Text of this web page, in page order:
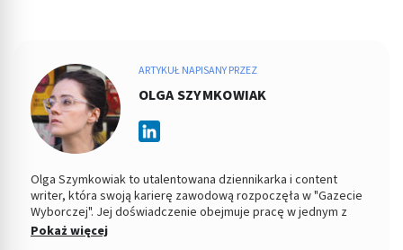
ARTYKUŁ NAPISANY PRZEZ
OLGA SZYMKOWIAK
Olga Szymkowiak to utalentowana dziennikarka i content
writer, która swoją karierę zawodową rozpoczęła w "Gazecie
Wyborczej". Jej doświadczenie obejmuje pracę w jednym z
wiodących polskich portali medycznych, gdzie zdobyła cenne
Pokaż więcej